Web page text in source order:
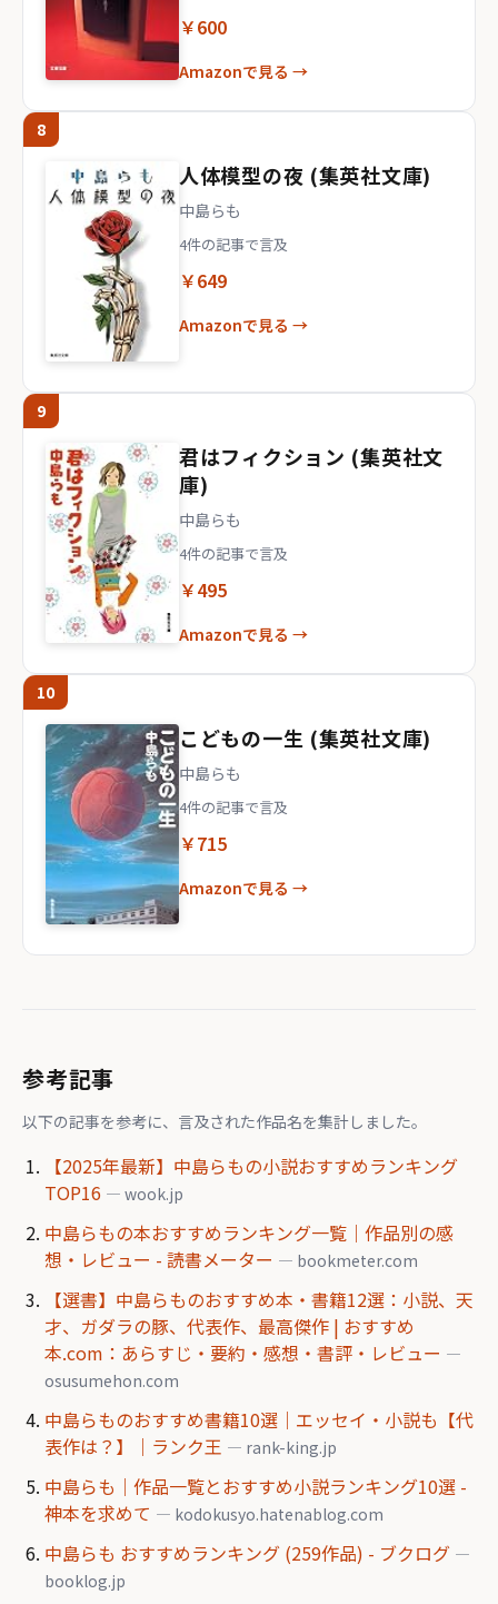
￥600
Amazonで見る →
8
人体模型の夜 (集英社文庫)
中島らも
4件の記事で言及
￥649
Amazonで見る →
9
君はフィクション (集英社文
庫)
中島らも
4件の記事で言及
￥495
Amazonで見る →
10
こどもの一生 (集英社文庫)
中島らも
4件の記事で言及
￥715
Amazonで見る →
参考記事
以下の記事を参考に、言及された作品名を集計しました。
【2025年最新】中島らもの小説おすすめランキング
TOP16 — wook.jp
中島らもの本おすすめランキング一覧｜作品別の感
想・レビュー - 読書メーター — bookmeter.com
【選書】中島らものおすすめ本・書籍12選：小説、天
才、ガダラの豚、代表作、最高傑作 | おすすめ
本.com：あらすじ・要約・感想・書評・レビュー —
osusumehon.com
中島らものおすすめ書籍10選｜エッセイ・小説も【代
表作は？】｜ランク王 — rank-king.jp
中島らも｜作品一覧とおすすめ小説ランキング10選 -
神本を求めて — kodokusyo.hatenablog.com
中島らも おすすめランキング (259作品) - ブクログ —
booklog.jp